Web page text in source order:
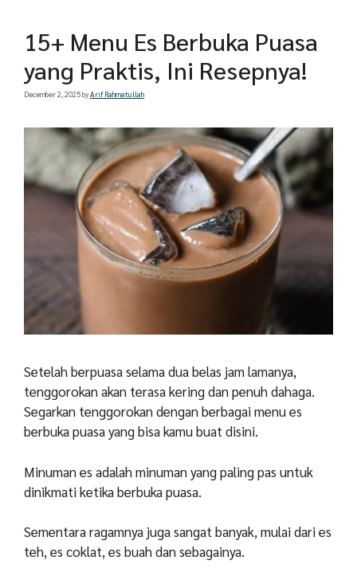
15+ Menu Es Berbuka Puasa
yang Praktis, Ini Resepnya!
December 2, 2025byArif Rahmatullah
Setelah berpuasa selama dua belas jam lamanya,
tenggorokan akan terasa kering dan penuh dahaga.
Segarkan tenggorokan dengan berbagai menu es
berbuka puasa yang bisa kamu buat disini.
Minuman es adalah minuman yang paling pas untuk
dinikmati ketika berbuka puasa.
Sementara ragamnya juga sangat banyak, mulai dari es
teh, es coklat, es buah dan sebagainya.